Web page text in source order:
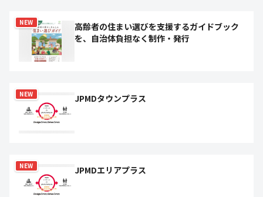
NEW
高齢者の住まい選びを支援するガイドブック
を、自治体負担なく制作・発行
NEW JPMDタウンプラス
NEW JPMDエリアプラス